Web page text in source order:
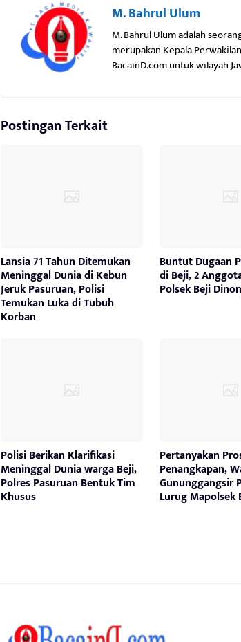
M. Bahrul Ulum
M. Bahrul Ulum adalah
merupakan Kepala
BacainD.com untuk wilayah
Postingan Terkait
Lansia 71 Tahun Ditemukan
Meninggal Dunia di Kebun
Jeruk Pasuruan, Polisi
Temukan Luka di Tubuh
Korban
Buntut Dugaan
di Beji, 2
Polsek Beji
Polisi Berikan Klarifikasi
Meninggal Dunia warga Beji,
Polres Pasuruan Bentuk Tim
Khusus
Pertanyakan
Penangkapan,
Gununggangsir
Lurug Mapolsek